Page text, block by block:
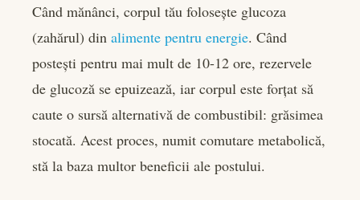
Când mănânci, corpul tău folosește glucoza
(zahărul) din alimente pentru energie. Când
postești pentru mai mult de 10-12 ore, rezervele
de glucoză se epuizează, iar corpul este forțat să
caute o sursă alternativă de combustibil: grăsimea
stocată. Acest proces, numit comutare metabolică,
stă la baza multor beneficii ale postului.